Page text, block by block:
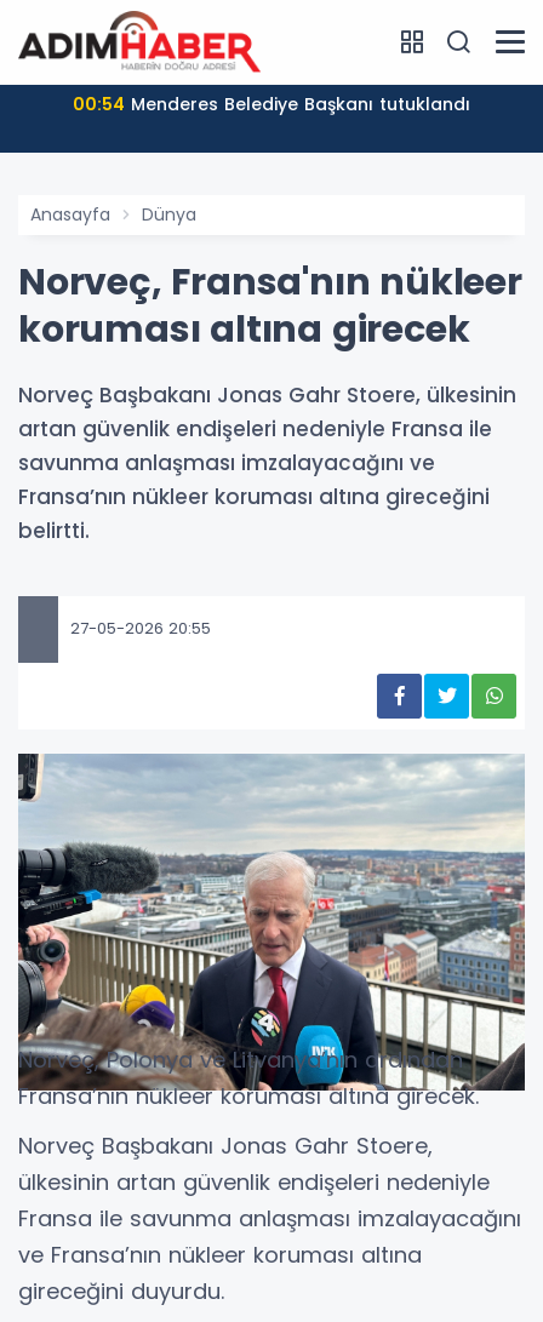
00:54 Menderes Belediye Başkanı tutuklandı
Anasayfa Dünya
Norveç, Fransa'nın nükleer
koruması altına girecek
Norveç Başbakanı Jonas Gahr Stoere, ülkesinin
artan güvenlik endişeleri nedeniyle Fransa ile
savunma anlaşması imzalayacağını ve
Fransa’nın nükleer koruması altına gireceğini
belirtti.
27-05-2026 20:55
Norveç, Polonya ve Litvanya’nın ardından
Fransa’nın nükleer koruması altına girecek.
Norveç Başbakanı Jonas Gahr Stoere,
ülkesinin artan güvenlik endişeleri nedeniyle
Fransa ile savunma anlaşması imzalayacağını
ve Fransa’nın nükleer koruması altına
gireceğini duyurdu.